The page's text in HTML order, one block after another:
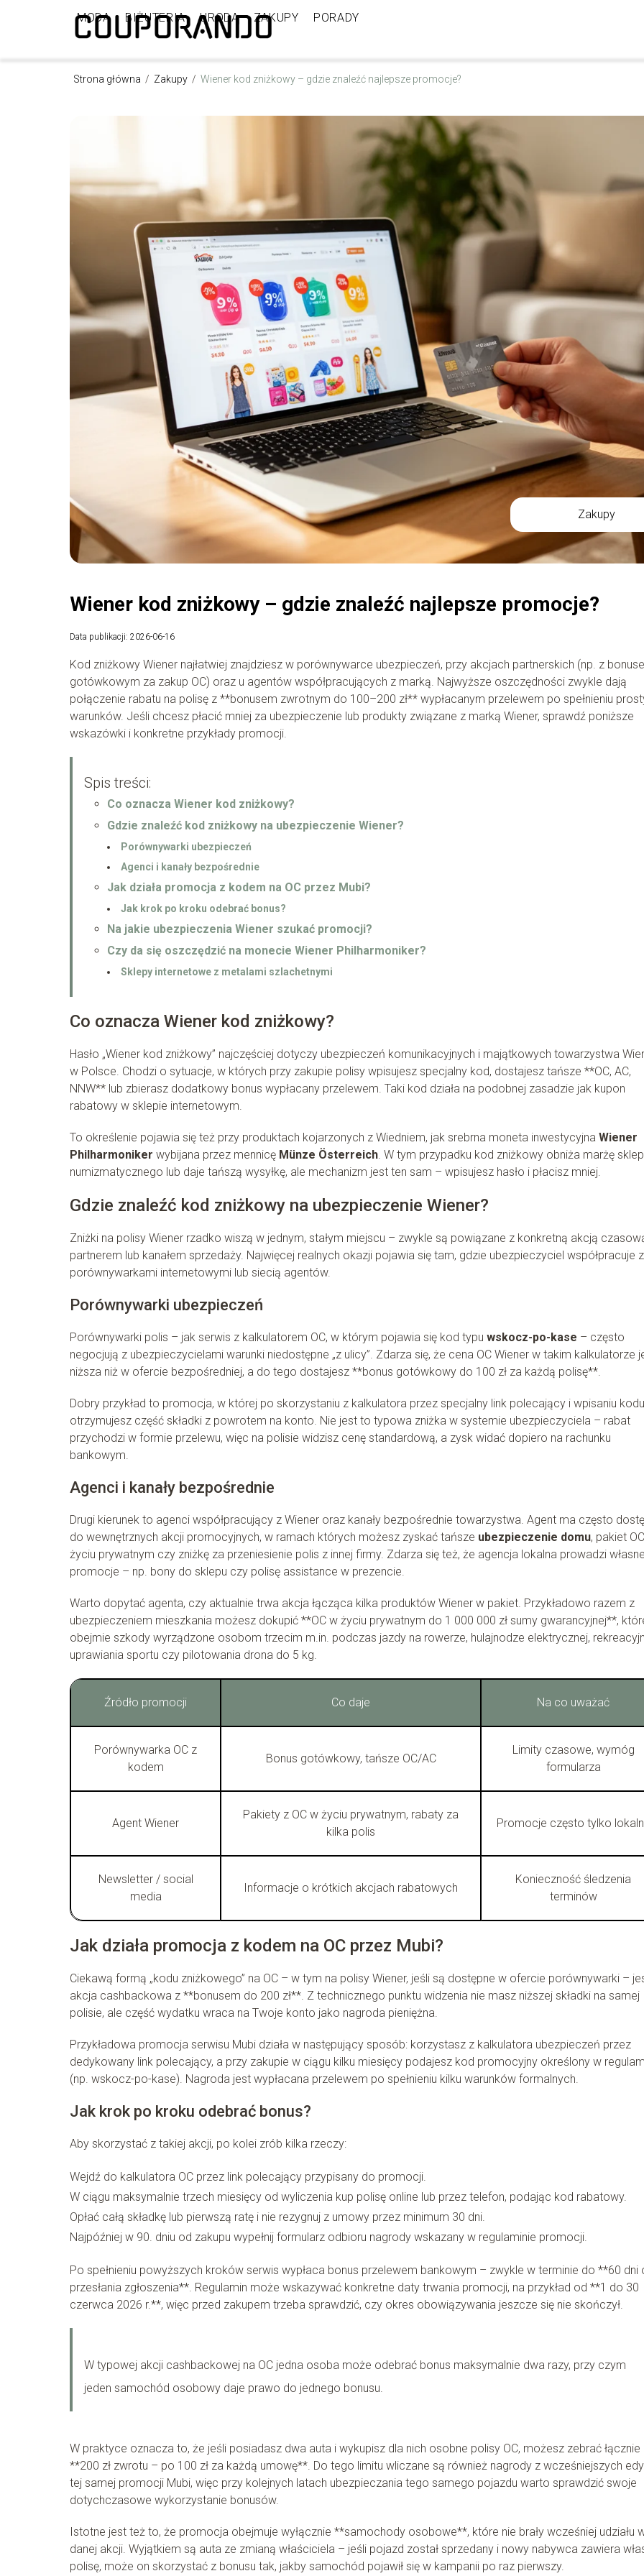
MODA BIŻUTERIA URODA ZAKUPY PORADY
Strona główna / Zakupy / Wiener kod zniżkowy – gdzie znaleźć najlepsze promocje?
Zakupy
Wiener kod zniżkowy – gdzie znaleźć najlepsze promocje?
Data publikacji: 2026-06-16
Kod zniżkowy Wiener najłatwiej znajdziesz w porównywarce ubezpieczeń, przy akcjach partnerskich (np. z
gotówkowym za zakup OC) oraz u agentów współpracujących z marką. Najwyższe oszczędności zwykle dają
połączenie rabatu na polisę z **bonusem zwrotnym do 100–200 zł** wypłacanym przelewem po spełnieniu
warunków. Jeśli chcesz płacić mniej za ubezpieczenie lub produkty związane z marką Wiener, sprawdź poniższe
wskazówki i konkretne przykłady promocji.
Spis treści:
Co oznacza Wiener kod zniżkowy?
Gdzie znaleźć kod zniżkowy na ubezpieczenie Wiener?
Porównywarki ubezpieczeń
Agenci i kanały bezpośrednie
Jak działa promocja z kodem na OC przez Mubi?
Jak krok po kroku odebrać bonus?
Na jakie ubezpieczenia Wiener szukać promocji?
Czy da się oszczędzić na monecie Wiener Philharmoniker?
Sklepy internetowe z metalami szlachetnymi
Co oznacza Wiener kod zniżkowy?
Hasło „Wiener kod zniżkowy” najczęściej dotyczy ubezpieczeń komunikacyjnych i majątkowych towarzystwa
w Polsce. Chodzi o sytuacje, w których przy zakupie polisy wpisujesz specjalny kod, dostajesz tańsze **OC, AC,
NNW** lub zbierasz dodatkowy bonus wypłacany przelewem. Taki kod działa na podobnej zasadzie jak kupon
rabatowy w sklepie internetowym.
To określenie pojawia się też przy produktach kojarzonych z Wiedniem, jak srebrna moneta inwestycyjna Wiener
Philharmoniker wybijana przez mennicę Münze Österreich. W tym przypadku kod zniżkowy obniża marżę
numizmatycznego lub daje tańszą wysyłkę, ale mechanizm jest ten sam – wpisujesz hasło i płacisz mniej.
Gdzie znaleźć kod zniżkowy na ubezpieczenie Wiener?
Zniżki na polisy Wiener rzadko wiszą w jednym, stałym miejscu – zwykle są powiązane z konkretną akcją
partnerem lub kanałem sprzedaży. Najwięcej realnych okazji pojawia się tam, gdzie ubezpieczyciel współpracuje z
porównywarkami internetowymi lub siecią agentów.
Porównywarki ubezpieczeń
Porównywarki polis – jak serwis z kalkulatorem OC, w którym pojawia się kod typu wskocz-po-kase – często
negocjują z ubezpieczycielami warunki niedostępne „z ulicy”. Zdarza się, że cena OC Wiener w takim kalkulatorze
niższa niż w ofercie bezpośredniej, a do tego dostajesz **bonus gotówkowy do 100 zł za każdą polisę**.
Dobry przykład to promocja, w której po skorzystaniu z kalkulatora przez specjalny link polecający i wpisaniu
otrzymujesz część składki z powrotem na konto. Nie jest to typowa zniżka w systemie ubezpieczyciela – rabat
przychodzi w formie przelewu, więc na polisie widzisz cenę standardową, a zysk widać dopiero na rachunku
bankowym.
Agenci i kanały bezpośrednie
Drugi kierunek to agenci współpracujący z Wiener oraz kanały bezpośrednie towarzystwa. Agent ma często
do wewnętrznych akcji promocyjnych, w ramach których możesz zyskać tańsze ubezpieczenie domu, pakiet
życiu prywatnym czy zniżkę za przeniesienie polis z innej firmy. Zdarza się też, że agencja lokalna prowadzi własne
promocje – np. bony do sklepu czy polisę assistance w prezencie.
Warto dopytać agenta, czy aktualnie trwa akcja łącząca kilka produktów Wiener w pakiet. Przykładowo razem z
ubezpieczeniem mieszkania możesz dokupić **OC w życiu prywatnym do 1 000 000 zł sumy gwarancyjnej**,
obejmie szkody wyrządzone osobom trzecim m.in. podczas jazdy na rowerze, hulajnodze elektrycznej,
uprawiania sportu czy pilotowania drona do 5 kg.
Źródło promocji Co daje Na co uważać
Porównywarka OC z
kodem
Bonus gotówkowy, tańsze OC/AC
Limity czasowe, wymóg
formularza
Agent Wiener
Pakiety z OC w życiu prywatnym, rabaty za
kilka polis
Promocje często tylko
Newsletter / social
media
Informacje o krótkich akcjach rabatowych
Konieczność śledzenia
terminów
Jak działa promocja z kodem na OC przez Mubi?
Ciekawą formą „kodu zniżkowego” na OC – w tym na polisy Wiener, jeśli są dostępne w ofercie porównywarki –
akcja cashbackowa z **bonusem do 200 zł**. Z technicznego punktu widzenia nie masz niższej składki na samej
polisie, ale część wydatku wraca na Twoje konto jako nagroda pieniężna.
Przykładowa promocja serwisu Mubi działa w następujący sposób: korzystasz z kalkulatora ubezpieczeń przez
dedykowany link polecający, a przy zakupie w ciągu kilku miesięcy podajesz kod promocyjny określony w
(np. wskocz-po-kase). Nagroda jest wypłacana przelewem po spełnieniu kilku warunków formalnych.
Jak krok po kroku odebrać bonus?
Aby skorzystać z takiej akcji, po kolei zrób kilka rzeczy:
Wejdź do kalkulatora OC przez link polecający przypisany do promocji.
W ciągu maksymalnie trzech miesięcy od wyliczenia kup polisę online lub przez telefon, podając kod rabatowy.
Opłać całą składkę lub pierwszą ratę i nie rezygnuj z umowy przez minimum 30 dni.
Najpóźniej w 90. dniu od zakupu wypełnij formularz odbioru nagrody wskazany w regulaminie promocji.
Po spełnieniu powyższych kroków serwis wypłaca bonus przelewem bankowym – zwykle w terminie do **60 dni
przesłania zgłoszenia**. Regulamin może wskazywać konkretne daty trwania promocji, na przykład od **1 do 30
czerwca 2026 r.**, więc przed zakupem trzeba sprawdzić, czy okres obowiązywania jeszcze się nie skończył.
W typowej akcji cashbackowej na OC jedna osoba może odebrać bonus maksymalnie dwa razy, przy czym
jeden samochód osobowy daje prawo do jednego bonusu.
W praktyce oznacza to, że jeśli posiadasz dwa auta i wykupisz dla nich osobne polisy OC, możesz zebrać łącznie
**200 zł zwrotu – po 100 zł za każdą umowę**. Do tego limitu wliczane są również nagrody z wcześniejszych
tej samej promocji Mubi, więc przy kolejnych latach ubezpieczania tego samego pojazdu warto sprawdzić swoje
dotychczasowe wykorzystanie bonusów.
Istotne jest też to, że promocja obejmuje wyłącznie **samochody osobowe**, które nie brały wcześniej udziału
danej akcji. Wyjątkiem są auta ze zmianą właściciela – jeśli pojazd został sprzedany i nowy nabywca zawiera
polisę, może on skorzystać z bonusu tak, jakby samochód pojawił się w kampanii po raz pierwszy.